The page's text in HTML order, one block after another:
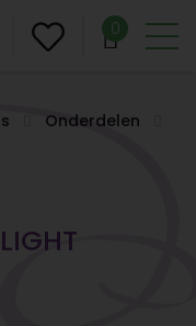
0
Onderdelen